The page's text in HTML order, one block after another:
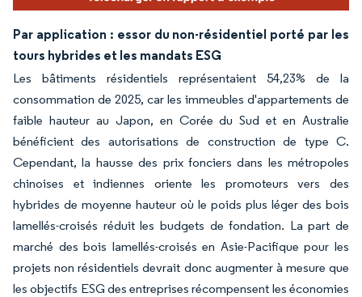
Par application : essor du non-résidentiel porté par les
tours hybrides et les mandats ESG
Les bâtiments résidentiels représentaient 54,23% de la
consommation de 2025, car les immeubles d'appartements de
faible hauteur au Japon, en Corée du Sud et en Australie
bénéficient des autorisations de construction de type C.
Cependant, la hausse des prix fonciers dans les métropoles
chinoises et indiennes oriente les promoteurs vers des
hybrides de moyenne hauteur où le poids plus léger des bois
lamellés-croisés réduit les budgets de fondation. La part de
marché des bois lamellés-croisés en Asie-Pacifique pour les
projets non résidentiels devrait donc augmenter à mesure que
les objectifs ESG des entreprises récompensent les économies